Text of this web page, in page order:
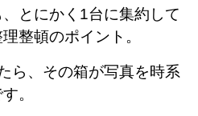
とにかく1台に集約して
整頓のポイント。
ら、その箱が写真を時系
。